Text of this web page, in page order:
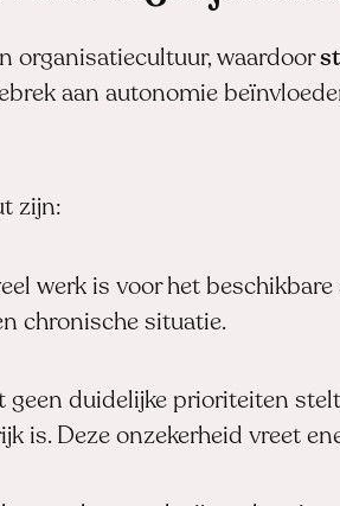
organisatiecultuur, waardoor
aan autonomie
zijn:
werk is voor het
chronische situatie.
geen duidelijke prioriteiten
is. Deze onzekerheid vreet